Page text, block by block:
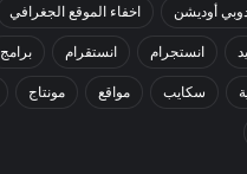
أوديشن اخفاء الموقع الجغرافي
انستجرام انستقرام برامج
سكايب مواقع مونتاج